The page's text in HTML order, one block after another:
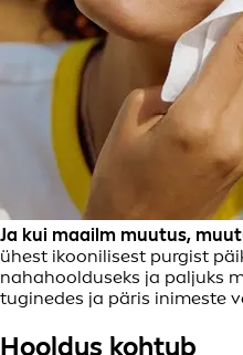
Ja kui maailm muutus,
ühest ikoonilisest purgist
nahahoolduseks ja paljuks
tuginedes ja päris inimeste
Hooldus kohtub